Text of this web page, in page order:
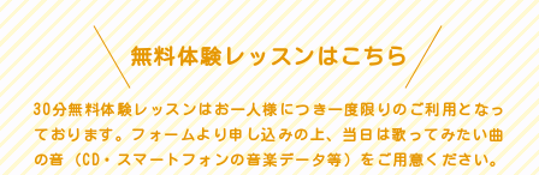
無料体験レッスンはこちら
30分無料体験レッスンはお一人様につき一度限りのご利用となっ
ております。フォームより申し込みの上、当日は歌ってみたい曲
の音（CD・スマートフォンの音楽データ等）をご用意ください。